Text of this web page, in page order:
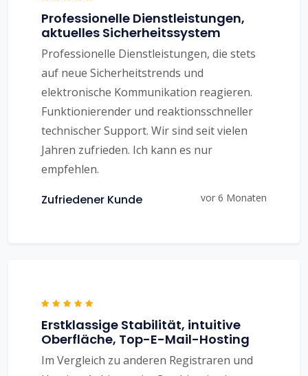
Professionelle Dienstleistungen,
aktuelles Sicherheitssystem
Professionelle Dienstleistungen, die stets
auf neue Sicherheitstrends und
elektronische Kommunikation reagieren.
Funktionierender und reaktionsschneller
technischer Support. Wir sind seit vielen
Jahren zufrieden. Ich kann es nur
empfehlen.
Zufriedener Kunde vor 6 Monaten
Erstklassige Stabilität, intuitive
Oberfläche, Top-E-Mail-Hosting
Im Vergleich zu anderen Registraren und